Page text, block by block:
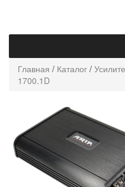
Главная / Каталог /
1700.1D